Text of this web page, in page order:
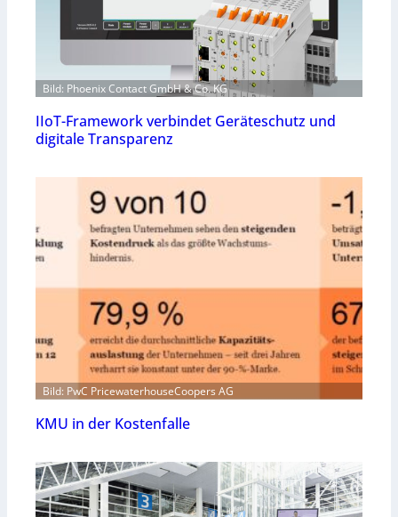
Bild: Phoenix Contact GmbH & Co. KG
IIoT-Framework verbindet Geräteschutz und
digitale Transparenz
Bild: PwC PricewaterhouseCoopers AG
KMU in der Kostenfalle